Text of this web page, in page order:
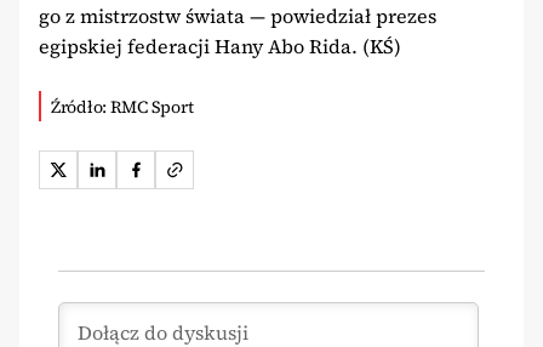
go z mistrzostw świata — powiedział prezes
egipskiej federacji Hany Abo Rida. (KŚ)
Źródło: RMC Sport